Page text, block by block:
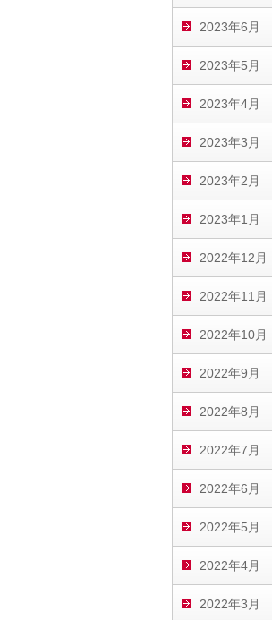
2023年6月
2023年5月
2023年4月
2023年3月
2023年2月
2023年1月
2022年12月
2022年11月
2022年10月
2022年9月
2022年8月
2022年7月
2022年6月
2022年5月
2022年4月
2022年3月